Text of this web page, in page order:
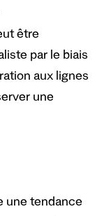
être
par le biais
aux lignes
une
une tendance